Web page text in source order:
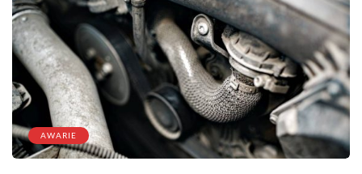
AWARIE